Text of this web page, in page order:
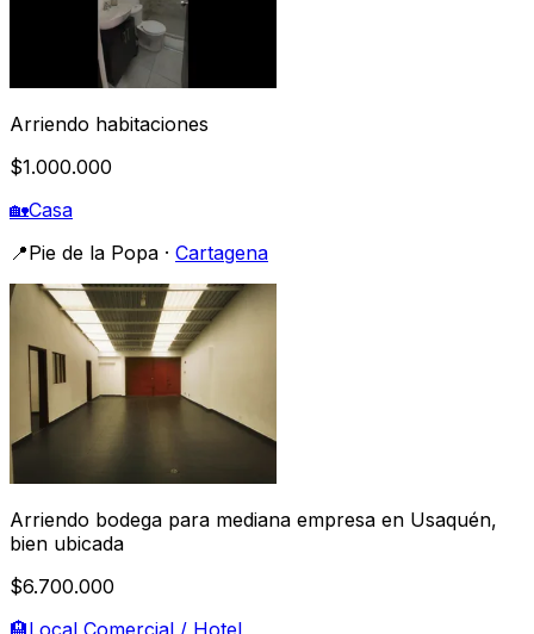
Arriendo habitaciones
$1.000.000
🏡Casa
📍Pie de la Popa · Cartagena
Arriendo bodega para mediana empresa en Usaquén,
bien ubicada
$6.700.000